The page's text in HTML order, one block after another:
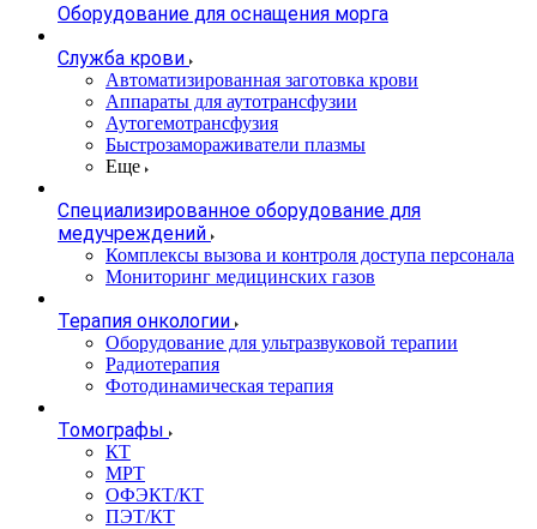
Оборудование для оснащения морга
Служба крови
Автоматизированная заготовка крови
Аппараты для аутотрансфузии
Аутогемотрансфузия
Быстрозамораживатели плазмы
Еще
Специализированное оборудование для
медучреждений
Комплексы вызова и контроля доступа персонала
Мониторинг медицинских газов
Терапия онкологии
Оборудование для ультразвуковой терапии
Радиотерапия
Фотодинамическая терапия
Томографы
КТ
МРТ
ОФЭКТ/КТ
ПЭТ/КТ